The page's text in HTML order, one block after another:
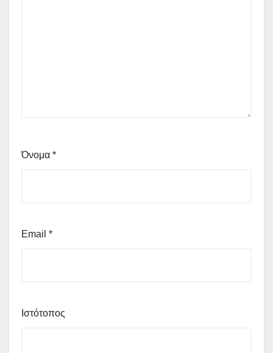
Όνομα *
Email *
Ιστότοπος